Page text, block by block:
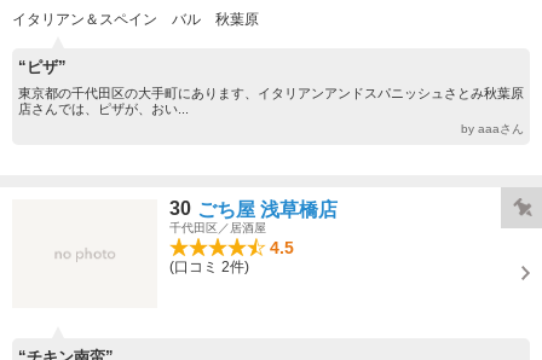
イタリアン＆スペイン バル 秋葉原
“ピザ”
東京都の千代田区の大手町にあります、イタリアンアンドスパニッシュさとみ秋葉原
店さんでは、ピザが、おい...
by aaaさん
30 ごち屋 浅草橋店
千代田区／居酒屋
4.5
(口コミ 2件)